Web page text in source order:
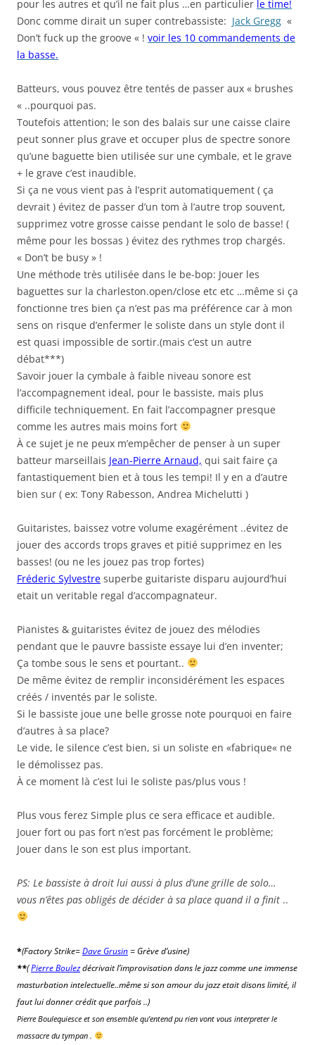
pour les autres et qu’il ne fait plus …en particulier le time!
Donc comme dirait un super contrebassiste: Jack Gregg «
Don’t fuck up the groove « ! voir les 10 commandements de
la basse.
Batteurs, vous pouvez être tentés de passer aux « brushes
« ..pourquoi pas.
Toutefois attention; le son des balais sur une caisse claire
peut sonner plus grave et occuper plus de spectre sonore
qu’une baguette bien utilisée sur une cymbale, et le grave
+ le grave c’est inaudible.
Si ça ne vous vient pas à l’esprit automatiquement ( ça
devrait ) évitez de passer d’un tom à l’autre trop souvent,
supprimez votre grosse caisse pendant le solo de basse! (
même pour les bossas ) évitez des rythmes trop chargés.
« Don’t be busy » !
Une méthode très utilisée dans le be-bop: Jouer les
baguettes sur la charleston.open/close etc etc …même si ça
fonctionne tres bien ça n’est pas ma préférence car à mon
sens on risque d’enfermer le soliste dans un style dont il
est quasi impossible de sortir.(mais c’est un autre
débat***)
Savoir jouer la cymbale à faible niveau sonore est
l’accompagnement ideal, pour le bassiste, mais plus
difficile techniquement. En fait l’accompagner presque
comme les autres mais moins fort
À ce sujet je ne peux m’empêcher de penser à un super
batteur marseillais Jean-Pierre Arnaud, qui sait faire ça
fantastiquement bien et à tous les tempi! Il y en a d’autre
bien sur ( ex: Tony Rabesson, Andrea Michelutti )
Guitaristes, baissez votre volume exagérément ..évitez de
jouer des accords trops graves et pitié supprimez en les
basses! (ou ne les jouez pas trop fortes)
Fréderic Sylvestre superbe guitariste disparu aujourd’hui
etait un veritable regal d’accompagnateur.
Pianistes & guitaristes évitez de jouez des mélodies
pendant que le pauvre bassiste essaye lui d’en inventer;
Ça tombe sous le sens et pourtant..
De même évitez de remplir inconsidérément les espaces
créés / inventés par le soliste.
Si le bassiste joue une belle grosse note pourquoi en faire
d’autres à sa place?
Le vide, le silence c’est bien, si un soliste en «fabrique« ne
le démolissez pas.
À ce moment là c’est lui le soliste pas/plus vous !
Plus vous ferez Simple plus ce sera efficace et audible.
Jouer fort ou pas fort n’est pas forcément le problème;
Jouer dans le son est plus important.
PS: Le bassiste à droit lui aussi à plus d’une grille de solo…
vous n’êtes pas obligés de décider à sa place quand il a finit ..
*(Factory Strike=Dave Grusin = Grève d’usine)
**(Pierre Boulezdécrivait l’improvisation dans le jazz comme une immense
masturbation intelectuelle..même si son amour du jazz etait disons limité, il
faut lui donner crédit que parfois ..)
Pierre Boulequiesce et son ensemble qu’entend pu rien vont vous interpreter le
massacre du tympan .